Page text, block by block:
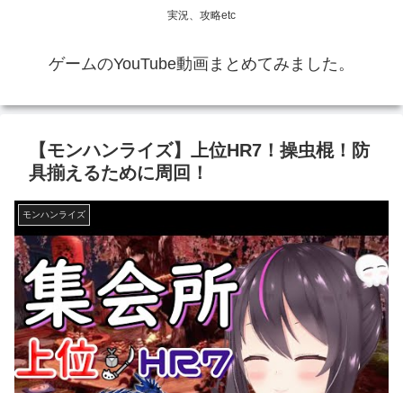
実況、攻略etc
ゲームのYouTube動画まとめてみました。
【モンハンライズ】上位HR7！操虫棍！防
具揃えるために周回！
モンハンライズ